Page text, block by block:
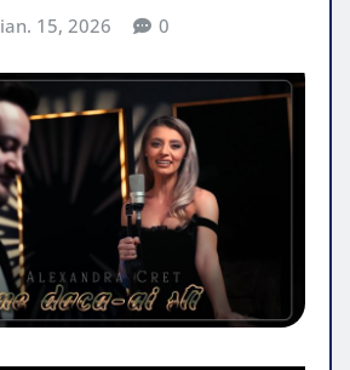
ian. 15, 2026 0